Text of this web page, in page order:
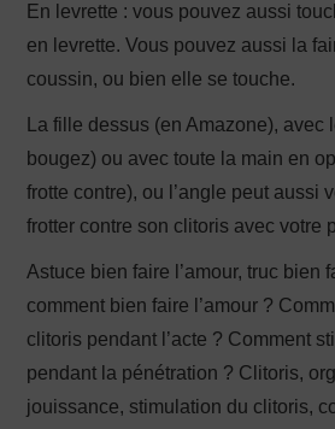
En levrette : vous pouvez aussi
en levrette. Vous pouvez aussi la
coussin, ou bien elle se touche.
La fille dessus (en Amazone), avec
bougez) ou avec toute la main en
frotte contre), ou l’angle peut aussi
frotter contre son clitoris avec votre
Astuce bien faire l’amour, truc bien
comment bien faire l’amour ?
clitoris pendant l’acte ? Comment
pendant la pénétration ? Clitoris,
jouissance, stimulation du clitoris,